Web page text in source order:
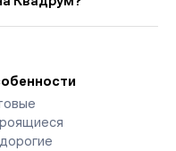
о качестве
корпусов, сроки
ипотеку по
цену, оставьте